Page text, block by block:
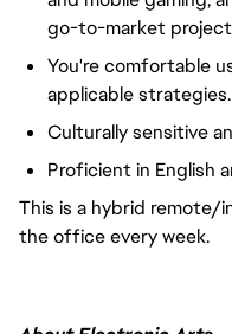
go-to-market
You're comfortable
applicable strategies.
Culturally sensitive
Proficient in English
This is a hybrid remote/
the office every week.